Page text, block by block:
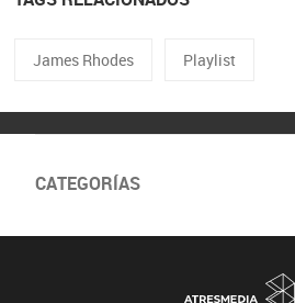
James Rhodes Playlist
CATEGORÍAS